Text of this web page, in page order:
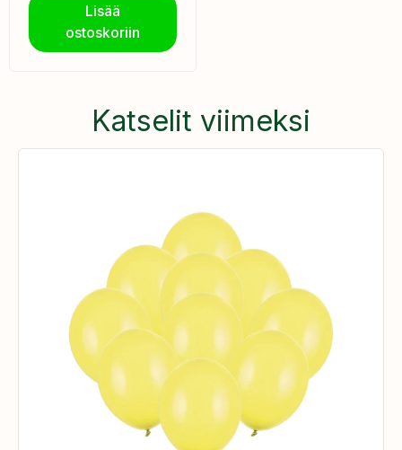
Lisää
ostoskoriin
Katselit viimeksi